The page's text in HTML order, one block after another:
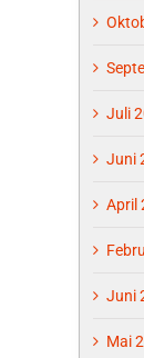
Juli
Juni
April
Juni
Mai